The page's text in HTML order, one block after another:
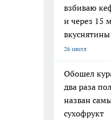
взбиваю
и через 15
26 июля
Обошел
два раза
назван
сухофрукт